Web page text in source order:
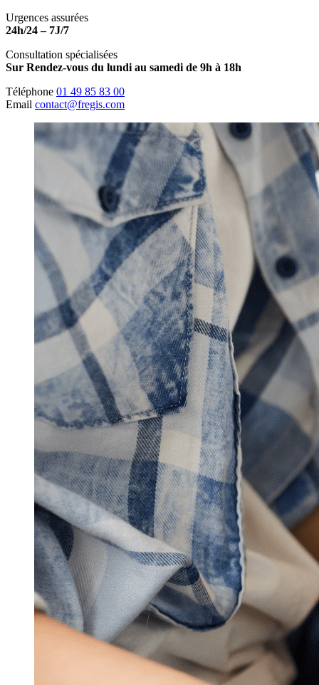
Urgences assurées
24h/24 – 7J/7
Consultation spécialisées
Sur Rendez-vous du lundi au samedi de 9h à 18h
Téléphone 01 49 85 83 00
Email contact@fregis.com